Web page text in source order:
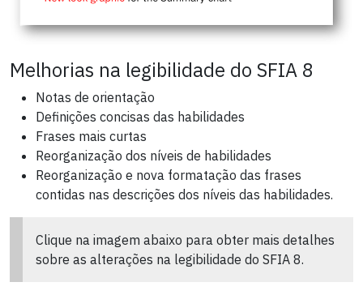
Melhorias na legibilidade do SFIA 8
Notas de orientação
Definições concisas das habilidades
Frases mais curtas
Reorganização dos níveis de habilidades
Reorganização e nova formatação das frases
contidas nas descrições dos níveis das habilidades.
Clique na imagem abaixo para obter mais detalhes
sobre as alterações na legibilidade do SFIA 8.